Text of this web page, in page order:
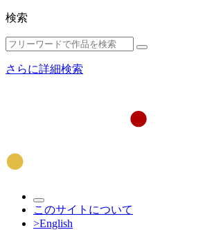
検索
さらに詳細検索
このサイトについて
>English